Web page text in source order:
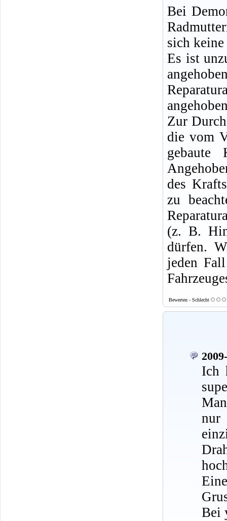
Bei
sich keine
Es ist
Zur
die vom
gebaute
des
zu
(z. B.
dürfen.
jeden
Bewerten - Schlecht
Ich
nur
Bei